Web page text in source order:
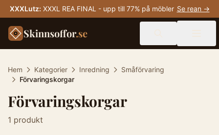
XXXLutz: XXXL REA FINAL - upp till 77% på möbler Se rean →
Skinnsoffor.se
Hem Kategorier Inredning
Småförvaring
Förvaringskorgar
Förvaringskorgar
1 produkt